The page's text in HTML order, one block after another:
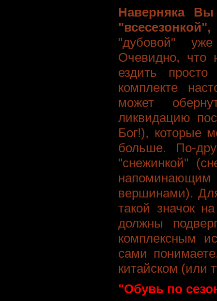
Наверняка
"дубовой"
Очевидно, что
ездить
комплекте
может
ликвидацию
Бог!), которые
больше. По-
"снежинкой"
вершинами).
такой значок
должны
комплексным
сами
китайском (или
"Обувь по